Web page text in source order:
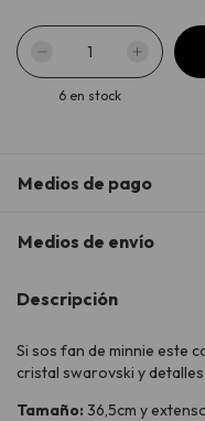
6en stock
Medios de pago
Medios de envío
Descripción
Si sos fan de minnie este
cristal swarovski y detalles
Tamaño: 36,5cm y